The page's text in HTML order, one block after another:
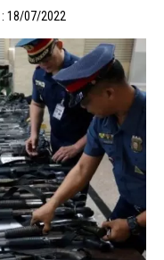
18/07/2022